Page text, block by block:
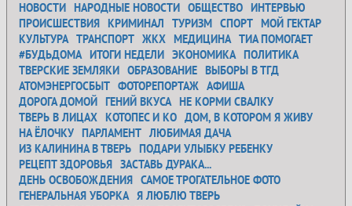
НОВОСТИ НАРОДНЫЕ НОВОСТИ ОБЩЕСТВО
ИНТЕРВЬЮ
ПРОИСШЕСТВИЯ
КРИМИНАЛ ТУРИЗМ СПОРТ
МОЙ ГЕКТАР
КУЛЬТУРА ТРАНСПОРТ ЖКХ МЕДИЦИНА ТИА ПОМОГАЕТ
#БУДЬДОМА
ИТОГИ НЕДЕЛИ ЭКОНОМИКА
ПОЛИТИКА
ТВЕРСКИЕ ЗЕМЛЯКИ
ОБРАЗОВАНИЕ
ВЫБОРЫ В ТГД
АТОМЭНЕРГОСБЫТ ФОТОРЕПОРТАЖ АФИША
ДОРОГА ДОМОЙ
ГЕНИЙ ВКУСА
НЕ КОРМИ СВАЛКУ
ТВЕРЬ В ЛИЦАХ
КОТОПЕС И КО ДОМ, В КОТОРОМ Я ЖИВУ
НА ЁЛОЧКУ
ПАРЛАМЕНТ ЛЮБИМАЯ ДАЧА
ИЗ КАЛИНИНА В ТВЕРЬ
ПОДАРИ УЛЫБКУ РЕБЕНКУ
РЕЦЕПТ ЗДОРОВЬЯ
ЗАСТАВЬ ДУРАКА...
ДЕНЬ ОСВОБОЖДЕНИЯ
САМОЕ ТРОГАТЕЛЬНОЕ ФОТО
ГЕНЕРАЛЬНАЯ УБОРКА Я ЛЮБЛЮ ТВЕРЬ